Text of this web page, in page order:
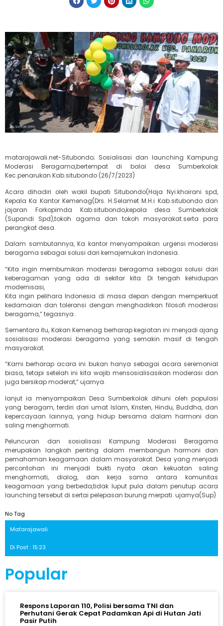
matarajawali.net-Situbondo; Sosialisasi dan launching Kampung
Moderasi Beragama,bertempat di balai desa Sumberkolak
Kec.penarukan Kab.situbondo (26/7/2023)
Acara dihadiri oleh wakil bupati Situbondo(Haja Nyi.khoirani spd,
Kepala Ka Kantor Kemenag(Drs. H.Selamet M.H.i Kab.situbondo dan
jajaran Forkopimda Kab.situbondo,kepala desa Sumberkolak
(Supandi Spd),tokoh agama dan tokoh masyarakat.serta para
perangkat desa.
Dalam sambutannya, Ka kantor menyampaikan urgensi moderasi
beragama sebagai solusi dari kemajemukan Indonesia.
“Kita ingin membumikan moderasi beragama sebagai solusi dari
keberagaman yang ada di sekitar kita. Di tengah kehidupan
modernisasi,
Kita ingin pelihara Indonesia di masa depan dengan memperkuat
kedamaian dan toleransi dengan menghadirkan filosofi moderasi
beragama,” tegasnya .
Sementara itu, Kakan Kemenag berharap kegiatan ini menjadi ajang
sosialisasi moderasi beragama yang semakin masif di tengah
masyarakat.
“Kami berharap acara ini bukan hanya sebagai acara seremonial
biasa, tetapi setelah ini kita wajib mensosialisasikan moderasi dan
juga bersikap moderat,” ujarnya.
lanjut ia menyampaikan Desa Sumberkolak dihuni oleh populasi
yang beragam, terdiri dari umat Islam, Kristen, Hindu, Buddha, dan
kepercayaan lainnya, yang hidup bersama dalam harmoni dan
saling menghormati.
Peluncuran dan sosialisasi Kampung Moderasi Beragama
merupakan langkah penting dalam membangun harmoni dan
pemahaman keagamaan dalam masyarakat. Desa yang menjadi
percontohan ini menjadi bukti nyata akan kekuatan saling
menghormati, dialog, dan kerja sama antara komunitas
keagamaan yang berbeda,tidak luput pula dalam penutup acara
launching tersebut di sertai pelepasan burung merpati. ujarnya(Sup)
No Tag
Matarajawali
Di Post : 15:23
Popular
Respons Laporan 110, Polisi bersama TNI dan
Perhutani Gerak Cepat Padamkan Api di Hutan Jati
Pasir Putih